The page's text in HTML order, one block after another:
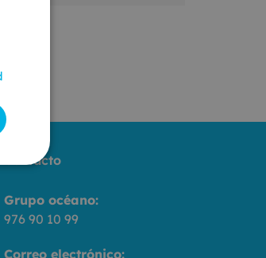
Contacto
Grupo océano:
976 90 10 99
Correo electrónico: